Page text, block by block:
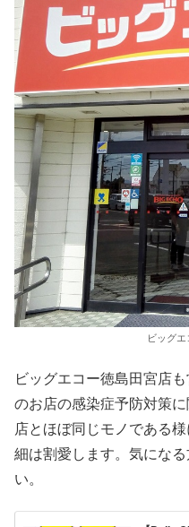
ビッグ
ビッグエコー徳島田宮店
のお店の感染症予防対策
店とほぼ同じモノである
細は割愛します。気にな
い。